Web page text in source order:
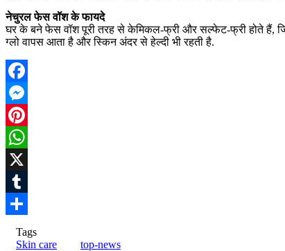
नेचुरल फेस वॉश के फायदे
घर के बने फेस वॉश पूरी तरह से केमिकल-फ्री और सल्फेट-फ्री होते हैं,
ग्लो वापस आता है और स्किन अंदर से हेल्दी भी रहती है.
Facebook
Messenger
Pinterest
WhatsApp
X
Tumblr
Share
Tags
Skin care
top-news